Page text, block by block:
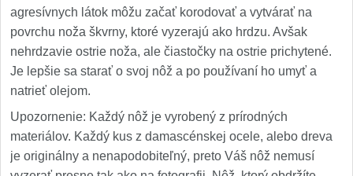
agresívnych látok môžu začať korodovať a vytvárať na
povrchu noža škvrny, ktoré vyzerajú ako hrdzu. Avšak
nehrdzavie ostrie noža, ale čiastočky na ostrie prichytené.
Je lepšie sa starať o svoj nôž a po používaní ho umyť a
natrieť olejom.
Upozornenie: Každý nôž je vyrobený z prírodných
materiálov. Každý kus z damascénskej ocele, alebo dreva
je originálny a nenapodobiteľný, preto Váš nôž nemusí